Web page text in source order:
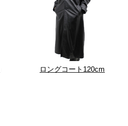
ロングコート120cm